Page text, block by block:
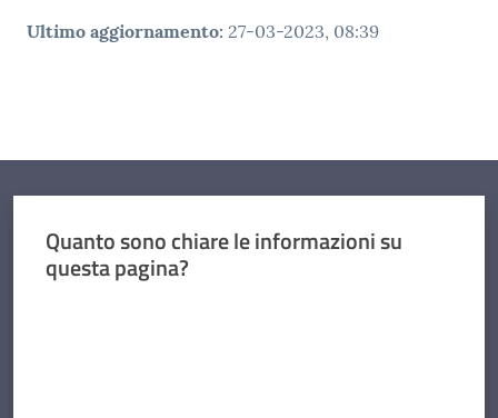
Ultimo aggiornamento: 27-03-2023, 08:39
Quanto sono chiare le informazioni su
questa pagina?